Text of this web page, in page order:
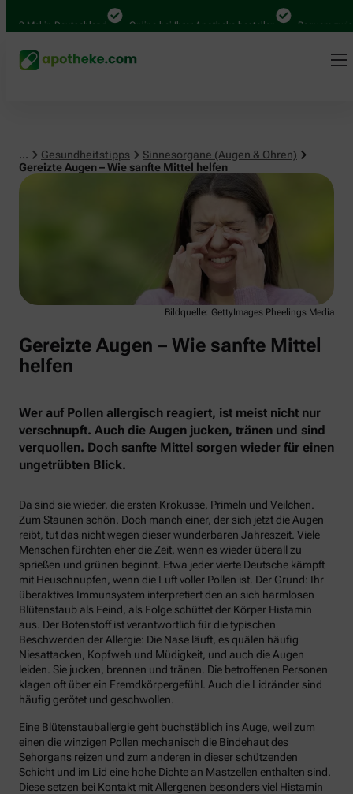
Mal in Deutschland Online bei Ihrer Apotheke bestellen Bequem
... Gesundheitstipps
Sinnesorgane (Augen & Ohren)
Gereizte Augen – Wie sanfte Mittel helfen
Sinnesorgane (Augen & Ohren)
Bildquelle: GettyImages Pheelings Media
Gereizte Augen – Wie sanfte Mittel
helfen
Wer auf Pollen allergisch reagiert, ist meist nicht nur
verschnupft. Auch die Augen jucken, tränen und sind
verquollen. Doch sanfte Mittel sorgen wieder für einen
ungetrübten Blick.
Da sind sie wieder, die ersten Krokusse, Primeln und Veilchen.
Zum Staunen schön. Doch manch einer, der sich jetzt die Augen
reibt, tut das nicht wegen dieser wunderbaren Jahreszeit. Viele
Menschen fürchten eher die Zeit, wenn es wieder überall zu
sprießen und grünen beginnt. Etwa jeder vierte Deutsche kämpft
mit Heuschnupfen, wenn die Luft voller Pollen ist. Der Grund: Ihr
überaktives Immunsystem interpretiert den an sich harmlosen
Blütenstaub als Feind, als Folge schüttet der Körper Histamin
aus. Der Botenstoff ist verantwortlich für die typischen
Beschwerden der Allergie: Die Nase läuft, es quälen häufig
Niesattacken, Kopfweh und Müdigkeit, und auch die Augen
leiden. Sie jucken, brennen und tränen. Die betroffenen Personen
klagen oft über ein Fremdkörpergefühl. Auch die Lidränder sind
häufig gerötet und geschwollen.
Eine Blütenstauballergie geht buchstäblich ins Auge, weil zum
einen die winzigen Pollen mechanisch die Bindehaut des
Sehorgans reizen und zum anderen in dieser schützenden
Schicht und im Lid eine hohe Dichte an Mastzellen enthalten sind.
Diese setzen bei Kontakt mit Allergenen besonders viel Histamin